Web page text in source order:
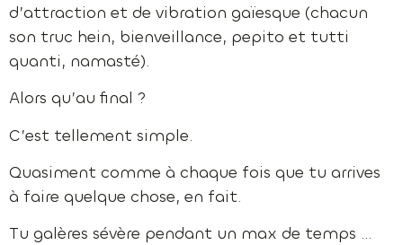
d’attraction et de vibration gaïesque (chacun
son truc hein, bienveillance, pepito et tutti
quanti, namasté).
Alors qu’au final ?
C’est tellement simple.
Quasiment comme à chaque fois que tu arrives
à faire quelque chose, en fait.
Tu galères sévère pendant un max de temps …